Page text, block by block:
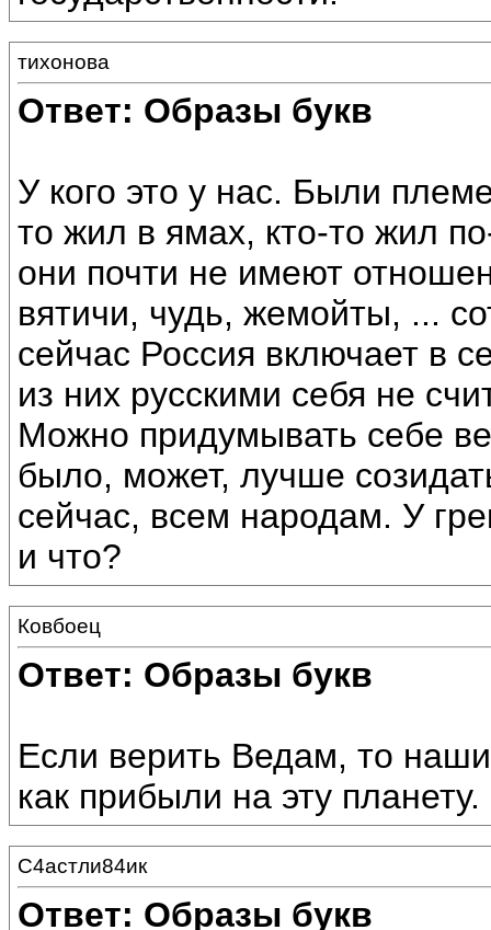
тихонова
Ответ: Образы букв
У кого это у нас. Были
то жил в ямах, кто-то жил
они почти не имеют
вятичи, чудь, жемойты, ...
сейчас Россия включает в
из них русскими себя не
Можно придумывать себе
было, может, лучше
сейчас, всем народам. У
и что?
Ковбоец
Ответ: Образы букв
Если верить Ведам, то
как прибыли на эту планету.
С4астли84ик
Ответ: Образы букв